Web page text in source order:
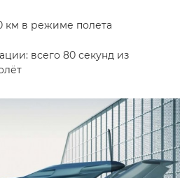
км в режиме полета
всего 80 секунд из